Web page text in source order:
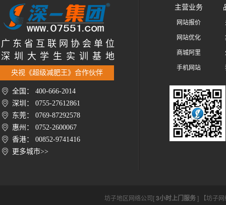
广 东 省 互 联 网 协 会 单 位
深 圳 大 学 生 实 训 基 地
央视《超级减肥王》合作伙伴
全国： 400-666-2014
深圳： 0755-27612861
东莞： 0769-87292578
惠州： 0752-2600067
香港： 00852-9741416
更多城市>>
主营业务
网站报价
网站优化
商城阿里
手机网站
坊子地区网络公司[3小时上门服务] 【坊子